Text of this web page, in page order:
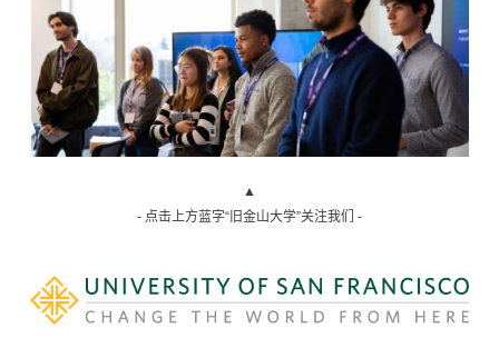
▲
- 点击上方蓝字“旧金山大学”关注我们 -